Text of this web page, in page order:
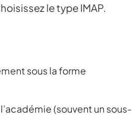
le type IMAP.
sous la forme
(souvent un sous-